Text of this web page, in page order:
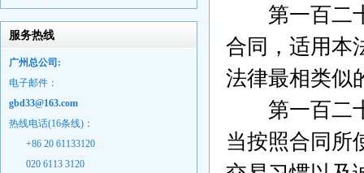
服务热线
广州总公司:
电子邮件：
gbd33@163.com
热线电话(16条线)：
+86 20 61133120
020 6113 3120
第一百二十
合同，适用本
法律最相类似
第一百二十
当按照合同所